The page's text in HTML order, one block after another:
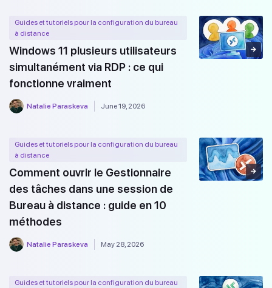
Guides et tutoriels pour la configuration du bureau
à distance
Windows 11 plusieurs utilisateurs
simultanément via RDP : ce qui
fonctionne vraiment
Natalie Paraskeva June 19, 2026
Guides et tutoriels pour la configuration du bureau
à distance
Comment ouvrir le Gestionnaire
des tâches dans une session de
Bureau à distance : guide en 10
méthodes
Natalie Paraskeva May 28, 2026
Guides et tutoriels pour la configuration du bureau